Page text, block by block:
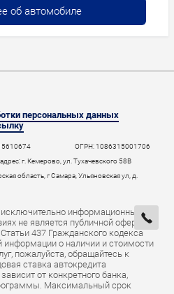
об автомобиле
персональных данных
ОГРН: 1086315001706
г. Кемерово, ул. Тухачевского 58В
область, г Самара, Ульяновская ул, д.
информационный
не является публичной офертой,
437 Гражданского кодекса
информации о наличии и стоимости
пожалуйста, обращайтесь к
ставка автокредита
от конкретного банка,
Максимальный срок